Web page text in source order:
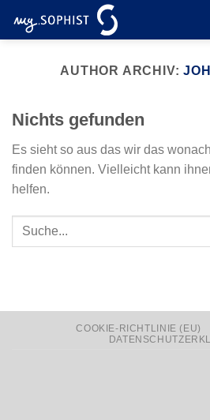
Inhalt
AUTHOR ARCHIV:
Nichts gefunden
Es sieht so aus das wir das
finden können. Vielleicht kann
helfen.
COOKIE-RICHTLINIE (EU)